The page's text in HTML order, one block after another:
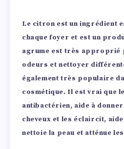
Le citron est un ingrédient
chaque foyer et est un
agrume est très approprié
odeurs et nettoyer
également très populaire
cosmétique. Il est vrai que
antibactérien, aide à
cheveux et les éclaircit,
nettoie la peau et atténue